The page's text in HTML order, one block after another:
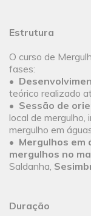
Estrutura
O curso de
fases:
•
teórico realizado
• Sessão de
local de
mergulho em
• Mergulhos em
mergulhos no
Saldanha,
Duração